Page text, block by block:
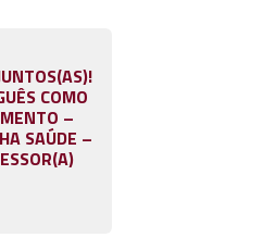
COMO
–
SAÚDE –